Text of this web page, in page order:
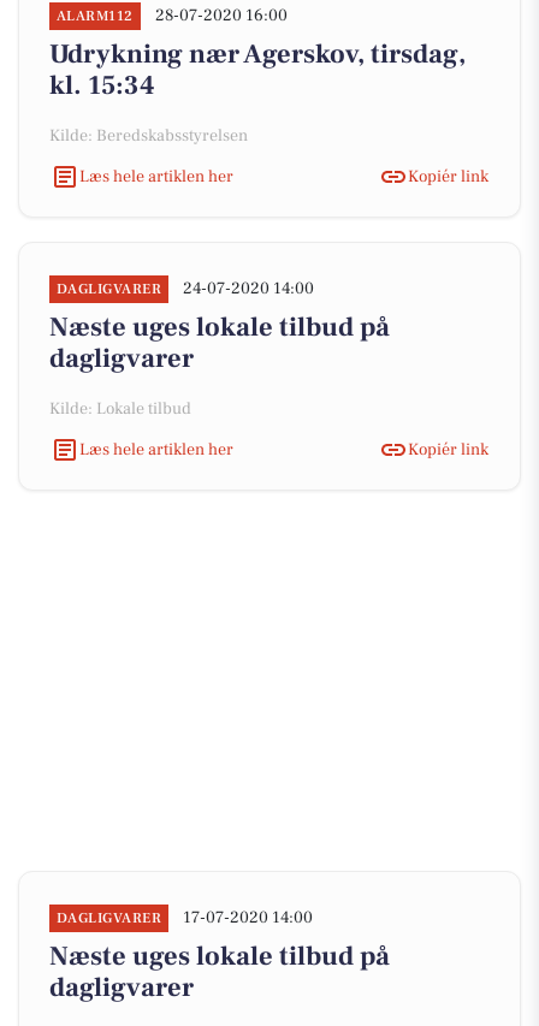
ALARM112 28-07-2020 16:00
Udrykning nær Agerskov, tirsdag,
kl. 15:34
Kilde: Beredskabsstyrelsen
Læs hele artiklen her
Kopiér link
DAGLIGVARER 24-07-2020 14:00
Næste uges lokale tilbud på
dagligvarer
Kilde: Lokale tilbud
Læs hele artiklen her
Kopiér link
DAGLIGVARER 17-07-2020 14:00
Næste uges lokale tilbud på
dagligvarer